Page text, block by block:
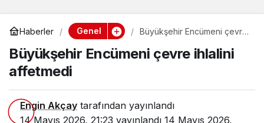
Haberler Genel
Büyükşehir Encümeni çevre
Büyükşehir Encümeni çevre ihlalini
affetmedi
Engin Akçay tarafından yayınlandı
14 Mayıs 2026, 21:23 yayınlandı 14 Mayıs 2026,